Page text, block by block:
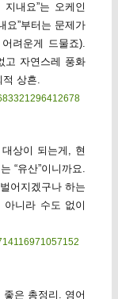
내요”는 오케인
요”부터는 문제가
려운게 드물죠).
고 자연스레 풍화
상흔.
상이 되는게, 현
“유산”이니까요.
어지겠구나 하는
니라 수도 없이
은 총정리. 영어